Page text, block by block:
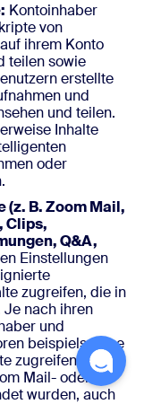
Kontoinhaber
von
ihrem Konto
teilen sowie
erstellte
und
und teilen.
Inhalte
oder
B. Zoom Mail,
Clips,
Q&A,
Einstellungen
zugreifen, die in
nach ihren
und
beispielsweise
zugreifen, die an
Mail- oder
wurden, auch